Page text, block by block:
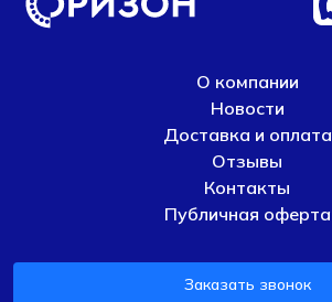
О компании
Новости
Доставка и оплата
Отзывы
Контакты
Публичная оферта
Заказать звонок